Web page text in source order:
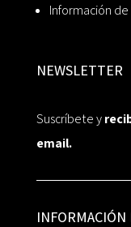
Información
NEWSLETTER
Suscríbete y
email.
INFORMACIÓN